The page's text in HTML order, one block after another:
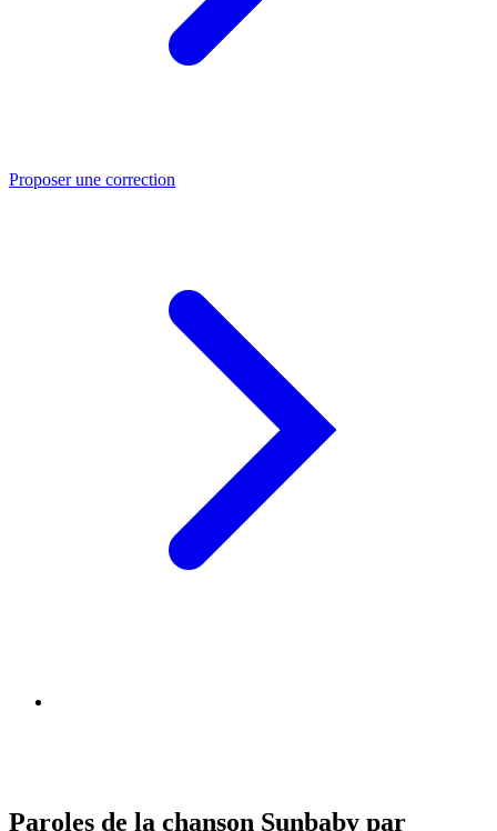
Proposer une correction
Paroles de la chanson Sunbaby par